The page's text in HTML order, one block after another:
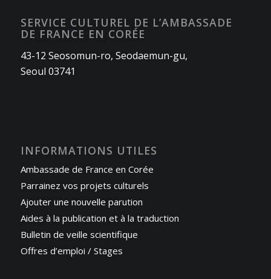
SERVICE CULTUREL DE L’AMBASSADE
DE FRANCE EN CORÉE
43-12 Seosomun-ro, Seodaemun-gu,
Seoul 03741
INFORMATIONS UTILES
Ambassade de France en Corée
Parrainez vos projets culturels
Ajouter une nouvelle parution
Aides à la publication et à la traduction
Bulletin de veille scientifique
Offres d’emploi / Stages